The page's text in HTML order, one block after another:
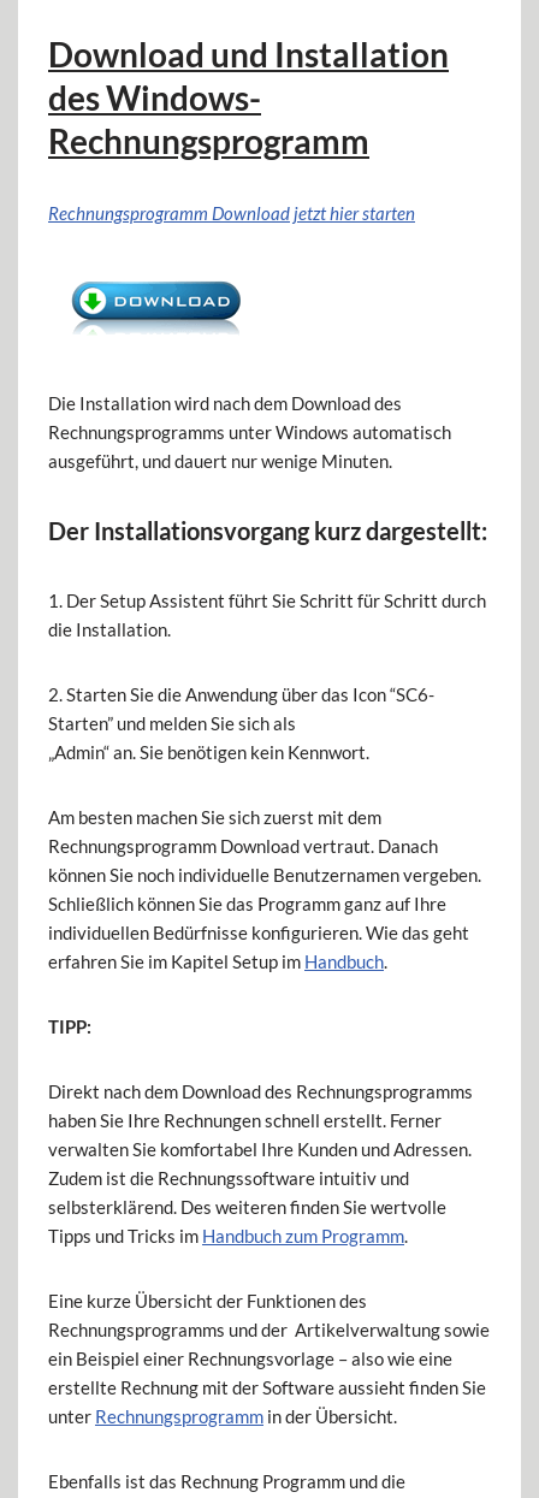
Download und Installation
des Windows-
Rechnungsprogramm
Rechnungsprogramm Download jetzt hier starten
Die Installation wird nach dem Download des
Rechnungsprogramms unter Windows automatisch
ausgeführt, und dauert nur wenige Minuten.
Der Installationsvorgang kurz dargestellt:
1. Der Setup Assistent führt Sie Schritt für Schritt durch
die Installation.
2. Starten Sie die Anwendung über das Icon “SC6-
Starten” und melden Sie sich als
„Admin“ an. Sie benötigen kein Kennwort.
Am besten machen Sie sich zuerst mit dem
Rechnungsprogramm Download vertraut. Danach
können Sie noch individuelle Benutzernamen vergeben.
Schließlich können Sie das Programm ganz auf Ihre
individuellen Bedürfnisse konfigurieren. Wie das geht
erfahren Sie im Kapitel Setup im Handbuch.
TIPP:
Direkt nach dem Download des Rechnungsprogramms
haben Sie Ihre Rechnungen schnell erstellt. Ferner
verwalten Sie komfortabel Ihre Kunden und Adressen.
Zudem ist die Rechnungssoftware intuitiv und
selbsterklärend. Des weiteren finden Sie wertvolle
Tipps und Tricks im Handbuch zum Programm.
Eine kurze Übersicht der Funktionen des
Rechnungsprogramms und der Artikelverwaltung sowie
ein Beispiel einer Rechnungsvorlage – also wie eine
erstellte Rechnung mit der Software aussieht finden Sie
unter Rechnungsprogramm in der Übersicht.
Ebenfalls ist das Rechnung Programm und die